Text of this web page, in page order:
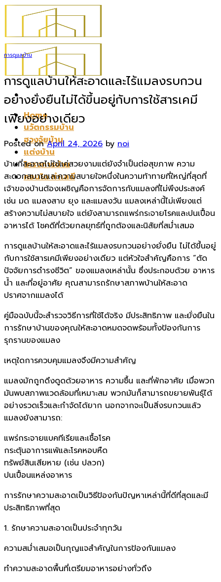
Skip
content
Home
นวัตกรรมบ้าน
ฮวงจุ้ยบ้าน
แต่งบ้าน
โครงการบ้าน
คอนโด ทำเลดี
การดูแลบ้าน
การดูแลบ้านให้สะอาดและไร้แมลงรบกวน
อย่างยั่งยืนไม่ได้ขึ้นอยู่กับการใช้สารเคมี
เพียงอย่างเดียว
Posted onApril 24, 2026 by noi
บ้านที่สะอาดไม่ใช่แค่สวยงามแต่ยังจำเป็นต่อสุขภาพ ความ
สะดวกสบายและความสบายใจหนึ่งในความท้าทายที่ใหญ่ที่สุดที่
เจ้าของบ้านต้องเผชิญคือการจัดการกับแมลงที่ไม่พึงประสงค์
เช่น มด แมลงสาบ ยุง และแมลงวัน แมลงเหล่านี้ไม่เพียงแต่
สร้างความไม่สบายใจ แต่ยังสามารถแพร่กระจายโรคและปนเปื้อน
อาหารได้ โชคดีที่ด้วยกลยุทธ์ที่ถูกต้องและนิสัยที่สม่ำเสมอ
การดูแลบ้านให้สะอาดและไร้แมลงรบกวนอย่างยั่งยืน ไม่ได้ขึ้นอยู่
กับการใช้สารเคมีเพียงอย่างเดียว แต่หัวใจสำคัญคือการ “ตัด
ปัจจัยการดำรงชีวิต” ของแมลงเหล่านั้น ซึ่งประกอบด้วย อาหาร
น้ำ และที่อยู่อาศัย คุณสามารถรักษาสภาพบ้านให้สะอาด
ปราศจากแมลงได้
คู่มือฉบับนี้จะสำรวจวิธีการที่ใช้ได้จริง มีประสิทธิภาพ และยั่งยืนใน
การรักษาบ้านของคุณให้สะอาดหมดจดพร้อมทั้งป้องกันการ
รุกรานของแมลง
เหตุใดการควบคุมแมลงจึงมีความสำคัญ
แมลงมักถูกดึงดูดด้วยอาหาร ความชื้น และที่พักอาศัย เมื่อพวก
มันพบสภาพแวดล้อมที่เหมาะสม พวกมันก็สามารถขยายพันธุ์ได้
อย่างรวดเร็วและกำจัดได้ยาก นอกจากจะเป็นสิ่งรบกวนแล้ว
แมลงยังสามารถ:
แพร่กระจายแบคทีเรียและเชื้อโรค
กระตุ้นอาการแพ้และโรคหอบหืด
ทรัพย์สินเสียหาย (เช่น ปลวก)
ปนเปื้อนแหล่งอาหาร
การรักษาความสะอาดเป็นวิธีป้องกันปัญหาเหล่านี้ที่ดีที่สุดและมี
ประสิทธิภาพที่สุด
1. รักษาความสะอาดเป็นประจำทุกวัน
ความสม่ำเสมอเป็นกุญแจสำคัญในการป้องกันแมลง
ทำความสะอาดพื้นที่เตรียมอาหารอย่างทั่วถึง